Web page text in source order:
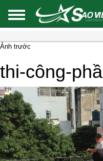
Ảnh trước
thi-công-